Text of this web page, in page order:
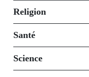
Religion
Santé
Science